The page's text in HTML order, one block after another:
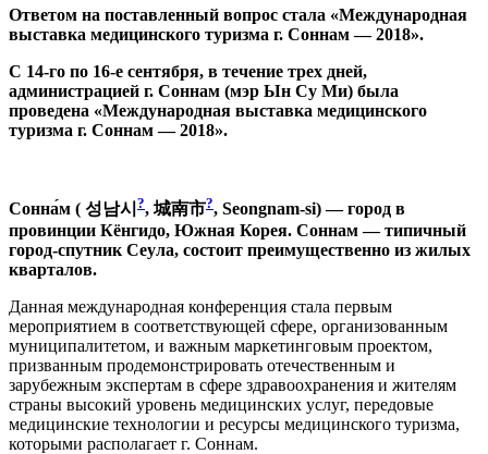
Ответом на поставленный вопрос стала «Международная
выставка медицинского туризма г. Соннам — 2018».
С 14-го по 16-е сентября, в течение трех дней,
администрацией г. Соннам (мэр Ын Су Ми) была
проведена «Международная выставка медицинского
туризма г. Соннам — 2018».
Сонна́м ( 성남시 ?, 城南市?, Seongnam-si) — город в
провинции Кёнгидо, Южная Корея. Соннам — типичный
город-спутник Сеула, состоит преимущественно из жилых
кварталов.
Данная международная конференция стала первым
мероприятием в соответствующей сфере, организованным
муниципалитетом, и важным маркетинговым проектом,
призванным продемонстрировать отечественным и
зарубежным экспертам в сфере здравоохранения и жителям
страны высокий уровень медицинских услуг, передовые
медицинские технологии и ресурсы медицинского туризма,
которыми располагает г. Соннам.